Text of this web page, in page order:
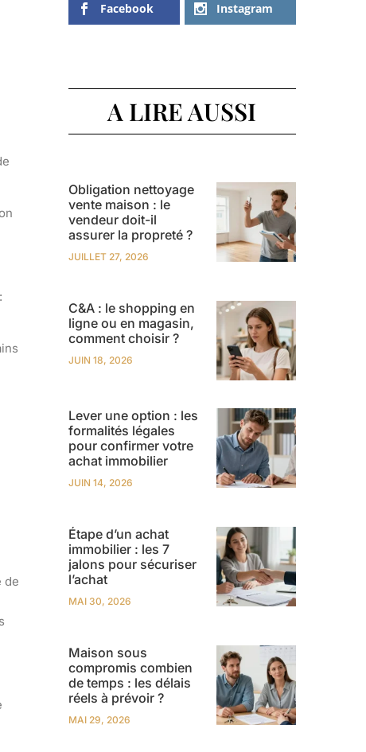
de
Facebook Instagram
A LIRE AUSSI
Obligation nettoyage
vente maison : le
vendeur doit-il
assurer la propreté ?
JUILLET 27, 2026
C&A : le shopping en
ligne ou en magasin,
comment choisir ?
JUIN 18, 2026
Lever une option : les
formalités légales
pour confirmer votre
achat immobilier
JUIN 14, 2026
Étape d’un achat
immobilier : les 7
jalons pour sécuriser
l’achat
MAI 30, 2026
Maison sous
compromis combien
de temps : les délais
réels à prévoir ?
MAI 29, 2026